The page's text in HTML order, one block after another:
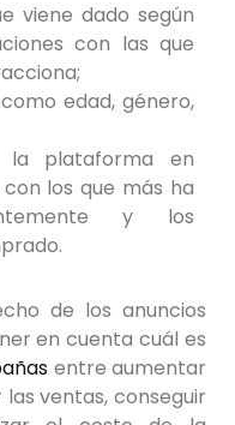
viene dado según
con las que
edad, género,
plataforma en
los que más ha
y los
de los anuncios
en cuenta cuál es
entre aumentar
ventas, conseguir